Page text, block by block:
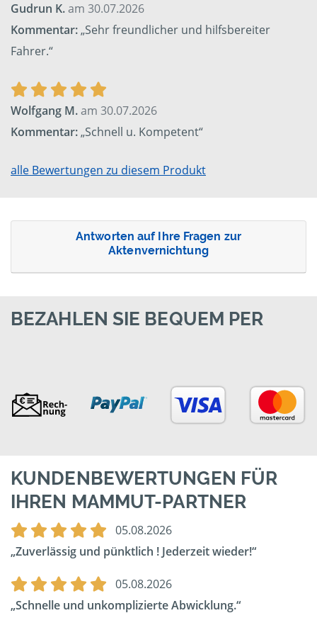
Gudrun K.am 30.07.2026
Kommentar:„Sehr freundlicher und hilfsbereiter
Fahrer.“
Wolfgang M.am 30.07.2026
Kommentar:„Schnell u. Kompetent“
alle Bewertungen zu diesem Produkt
Antworten auf Ihre Fragen zur
Aktenvernichtung
BEZAHLEN SIE BEQUEM PER
KUNDENBEWERTUNGEN FÜR
IHREN MAMMUT-PARTNER
05.08.2026
Zuverlässig und pünktlich ! Jederzeit wieder!
05.08.2026
Schnelle und unkomplizierte Abwicklung.